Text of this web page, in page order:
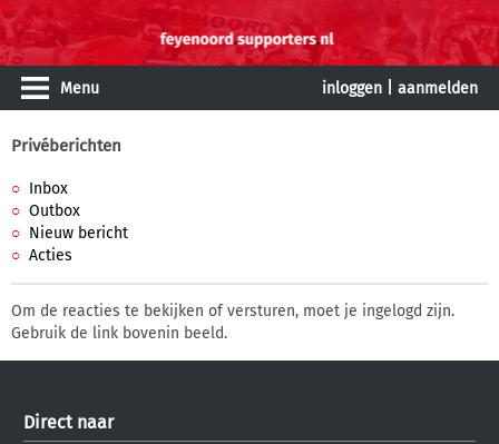
Menu inloggen aanmelden
Privéberichten
Inbox
Outbox
Nieuw bericht
Acties
Om de reacties te bekijken of versturen, moet je ingelogd zijn.
Gebruik de link bovenin beeld.
Direct naar